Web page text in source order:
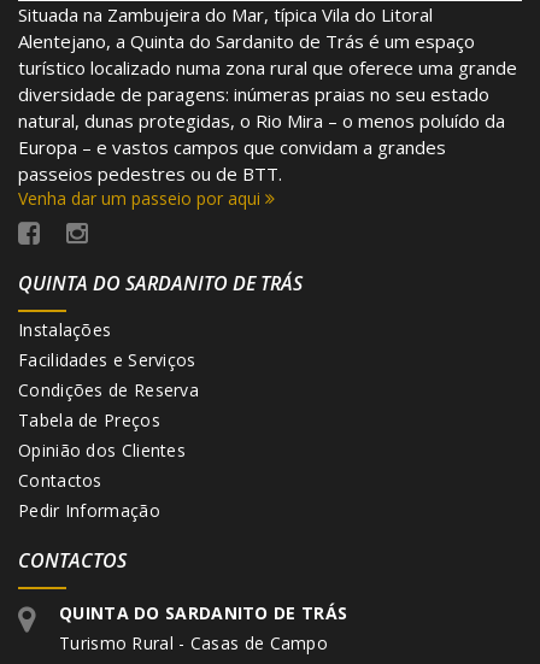
Situada na Zambujeira do Mar, típica Vila do Litoral
Alentejano, a Quinta do Sardanito de Trás é um espaço
turístico localizado numa zona rural que oferece uma grande
diversidade de paragens: inúmeras praias no seu estado
natural, dunas protegidas, o Rio Mira – o menos poluído da
Europa – e vastos campos que convidam a grandes
passeios pedestres ou de BTT.
Venha dar um passeio por aqui
QUINTA DO SARDANITO DE TRÁS
Instalações
Facilidades e Serviços
Condições de Reserva
Tabela de Preços
Opinião dos Clientes
Contactos
Pedir Informação
CONTACTOS
QUINTA DO SARDANITO DE TRÁS
Turismo Rural - Casas de Campo